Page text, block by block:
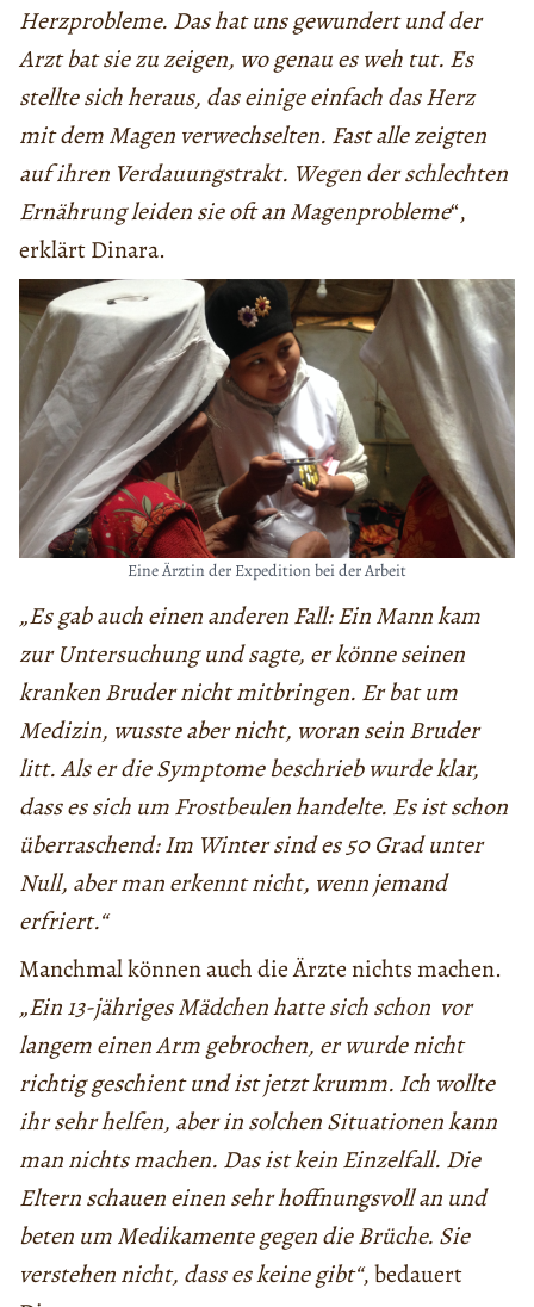
Herzprobleme. Das hat uns gewundert und der
Arzt bat sie zu zeigen, wo genau es weh tut. Es
stellte sich heraus, das einige einfach das Herz
mit dem Magen verwechselten. Fast alle zeigten
auf ihren Verdauungstrakt. Wegen der schlechten
Ernährung leiden sie oft an Magenprobleme“,
erklärt Dinara.
Eine Ärztin der Expedition bei der Arbeit
„Es gab auch einen anderen Fall: Ein Mann kam
zur Untersuchung und sagte, er könne seinen
kranken Bruder nicht mitbringen. Er bat um
Medizin, wusste aber nicht, woran sein Bruder
litt. Als er die Symptome beschrieb wurde klar,
dass es sich um Frostbeulen handelte. Es ist schon
überraschend: Im Winter sind es 50 Grad unter
Null, aber man erkennt nicht, wenn jemand
erfriert.“
Manchmal können auch die Ärzte nichts machen.
„Ein 13-jähriges Mädchen hatte sich schon vor
langem einen Arm gebrochen, er wurde nicht
richtig geschient und ist jetzt krumm. Ich wollte
ihr sehr helfen, aber in solchen Situationen kann
man nichts machen. Das ist kein Einzelfall. Die
Eltern schauen einen sehr hoffnungsvoll an und
beten um Medikamente gegen die Brüche. Sie
verstehen nicht, dass es keine gibt“, bedauert